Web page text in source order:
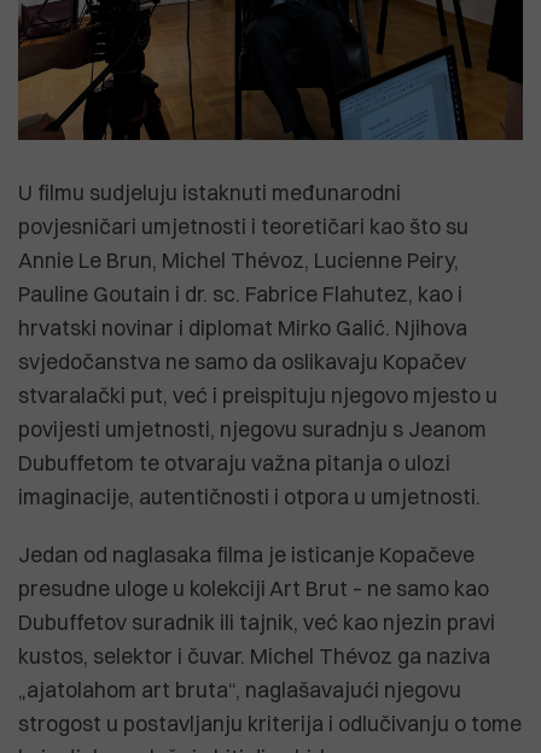
U filmu sudjeluju istaknuti međunarodni
povjesničari umjetnosti i teoretičari kao što su
Annie Le Brun, Michel Thévoz, Lucienne Peiry,
Pauline Goutain i dr. sc. Fabrice Flahutez, kao i
hrvatski novinar i diplomat Mirko Galić. Njihova
svjedočanstva ne samo da oslikavaju Kopačev
stvaralački put, već i preispituju njegovo mjesto u
povijesti umjetnosti, njegovu suradnju s Jeanom
Dubuffetom te otvaraju važna pitanja o ulozi
imaginacije, autentičnosti i otpora u umjetnosti.
Jedan od naglasaka filma je isticanje Kopačeve
presudne uloge u kolekciji Art Brut – ne samo kao
Dubuffetov suradnik ili tajnik, već kao njezin pravi
kustos, selektor i čuvar. Michel Thévoz ga naziva
„ajatolahom art bruta“, naglašavajući njegovu
strogost u postavljanju kriterija i odlučivanju o tome